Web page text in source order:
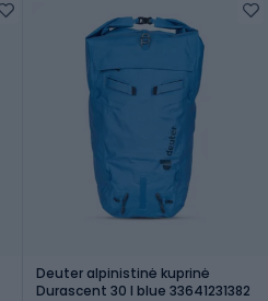
Deuter alpinistinė kuprinė
Durascent 30 l blue 33641231382